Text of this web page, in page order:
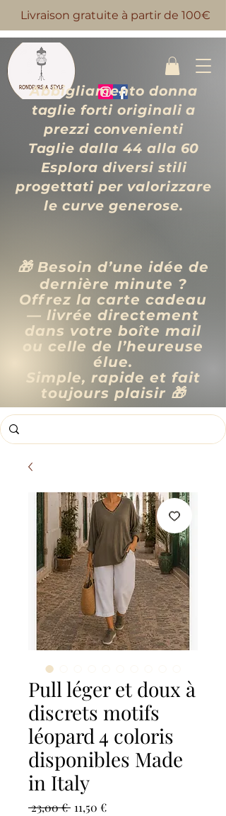
Livraison gratuite à partir de 100€
Abbigliamento donna
taglie forti originali a
prezzi convenienti
Taglie dalla 44 alla 60
Esplora diversi stili
progettati per valorizzare
le curve generose.
🎁 Besoin d’une idée de
dernière minute ?
Offrez la carte cadeau
— livrée directement
dans votre boîte mail
ou celle de l’heureuse
élue.
Simple, rapide et fait
toujours plaisir 🎁
Pull léger et doux à
discrets motifs
léopard 4 coloris
disponibles Made
in Italy
23,00 € Prezzo
11,50 €Prezzo